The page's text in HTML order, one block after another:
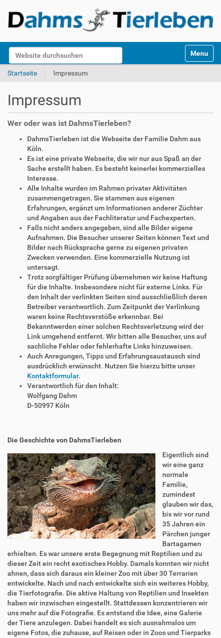
Website durchsuchen
k
Toggle
Startseite Impressum
Impressum
Wer oder was ist DahmsTierleben?
DahmsTierleben ist die Webseite der Familie Dahm aus
Köln.
Es ist eine private Webseite, die wir nur aus Spaß an der
Sache erstellt haben. Es besteht keinerlei kommerzielles
Interesse.
Alle Inhalte wurden im Rahmen privater Aktivitäten
zusammengetragen. Sie stammen aus eigenen
Erfahrungen, ergänzt um Informationen anderer Züchter
und Angaben aus der Fachliteratur und Fachexperten.
Falls nicht anders angegeben, sind alle Bilder eigene
Aufnahmen. Die Besucher unserer Seiten können Text und
Bilder nach Rücksprache gerne zu eigenen privaten
Zwecken verwenden. Eine kommerzielle Nutzung ist
untersagt.
Trotz sorgfältiger Prüfung übernehmen wir keine Haftung
für die Inhalte. Insbesondere nicht für externe Links. Für
den Inhalt der verlinkten Seiten sind ausschließlich deren
Betreiber verantwortlich. Zum Zeitpunkt der Verlinkung
waren keine Rechtsverstöße erkennbar. Bei
Bekanntwerden einer solchen Rechtsverletzung wird der
Link umgehend entfernt. Wir bitten alle Besucher, uns auf
sachliche Fehler oder fehlerhafte Links hinzuweisen.
Auch Anregungen, Tipps und Erfahrungsaustausch sind
ausdrücklich erwünscht. Nutzen Sie hierzu bitte unser
Kontaktformular.
Verantwortlich für den Inhalt:
Wolfgang Dahm
D-50997 Köln
Die Geschichte von DahmsTierleben
Eigentlich sind
wir eine ganz
normale
Familie,
zumindest
glauben wir das,
bis wir vor rund
35 Jahren ein
Pärchen junger
Bartagamen
erhielten. Es war unsere erste Begegnung mit Reptilien und zu
dieser Zeit ein recht exotisches Hobby. Damals konnten wir nicht
ahnen, dass sich daraus ein kleiner Zoo mit über 30 Terrarien
entwickelte. Nach und nach entwickelte sich ein weiteres Hobby,
die Tierfotografie. Die aktive Haltung von Reptilien und Insekten
haben wir inzwischen eingestellt. Stattdessen konzentrieren wir
uns mehr auf die Fotografie. Es entstand die Idee, eine Galerie
der Tiere anzulegen. Dabei handelt es sich ausnahmslos um
eigene Fotos, die zuhause, auf Reisen oder in Zoos und Tierparks